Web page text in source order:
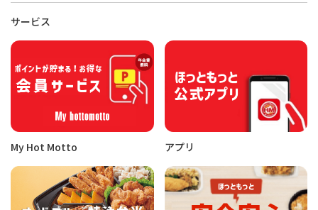
サービス
My Hot Motto アプリ